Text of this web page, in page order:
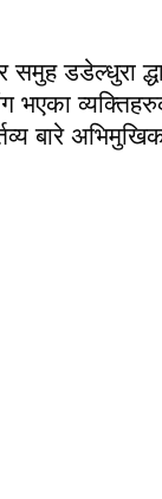
समुह डडेल्धुरा
भएका
बारे